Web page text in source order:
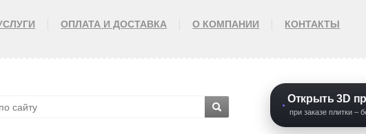
ОПЛАТА И ДОСТАВКА О КОМПАНИИ КОНТАКТЫ
Открыть 3D
при заказе плитки –